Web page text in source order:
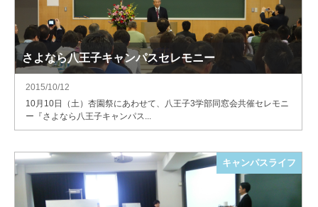
さよなら八王子キャンパスセレモニー
2015/10/12
10月10日（土）杏園祭にあわせて、八王子3学部同窓会共催セレモニ
ー『さよなら八王子キャンパス...
キャンパスライフ